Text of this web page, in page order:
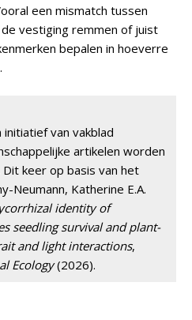
een mismatch tussen
vestiging remmen of juist
bepalen in hoeverre
van vakblad
artikelen worden
keer op basis van het
Neumann, Katherine E.A.
identity of
seedling survival and plant-
and light interactions,
Ecology(2026).